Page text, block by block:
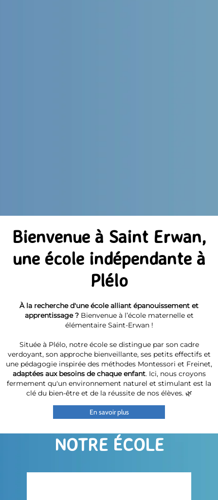
Bienvenue à Saint Erwan,
une école indépendante à
Plélo
À la recherche d'une école alliant épanouissement et
apprentissage ? Bienvenue à l’école maternelle et
élémentaire Saint-Erwan !
Située à Plélo, notre école se distingue par son cadre
verdoyant, son approche bienveillante, ses petits effectifs et
une pédagogie inspirée des méthodes Montessori et Freinet,
adaptées aux besoins de chaque enfant. Ici, nous croyons
fermement qu'un environnement naturel et stimulant est la
clé du bien-être et de la réussite de nos élèves. 🌿
En savoir plus
NOTRE ÉCOLE